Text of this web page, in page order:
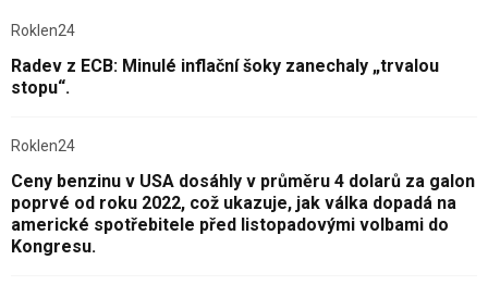
Roklen24
Radev z ECB: Minulé inflační šoky zanechaly „trvalou
stopu“.
Roklen24
Ceny benzinu v USA dosáhly v průměru 4 dolarů za galon
poprvé od roku 2022, což ukazuje, jak válka dopadá na
americké spotřebitele před listopadovými volbami do
Kongresu.